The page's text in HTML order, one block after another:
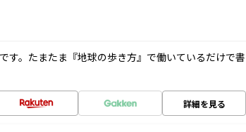
す。たまたま『地球の歩き方』で働いているだけで書
詳細を見る